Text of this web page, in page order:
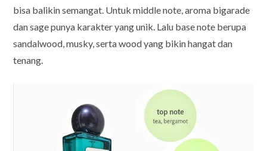
bisa balikin semangat. Untuk middle note, aroma bigarade
dan sage punya karakter yang unik. Lalu base note berupa
sandalwood, musky, serta wood yang bikin hangat dan
tenang.